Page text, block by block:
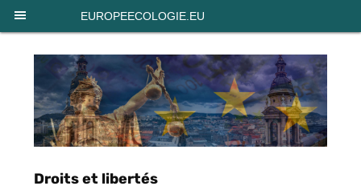
EUROPEECOLOGIE.EU
Droits et libertés